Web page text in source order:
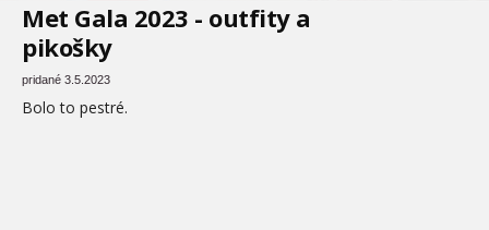
Met Gala 2023 - outfity a
pikošky
pridané 3.5.2023
Bolo to pestré.